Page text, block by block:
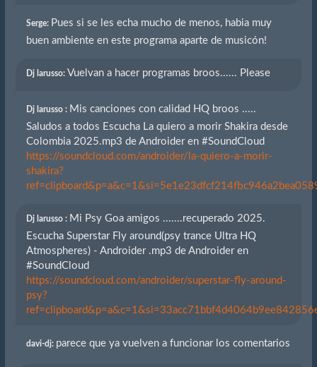
Serge: Pues si se les echa mucho de menos, habia muy
buen ambiente en este programa aparte de musicón!
Dj larusso: Vuelvan a hacer programas broos...... Please
Dj larusso : Mis canciones con calidad HQ broos .....
Saludos a todos Escucha La quiero a morir Shakira desde
Colombia 2025.mp3 de Androider en #SoundCloud
https://soundcloud.com/androider/la-quiero-a-morir-
shakira?
Dj larusso : Mi Psy Goa amigos .......recuperado 2025.
Escucha Superstar Fly around(psy trance Ultra HQ
Atmospheres) - Androider .mp3 de Androider en
#SoundCloud
https://soundcloud.com/androider/superstar-fly-around-
psy?
davi-dj: parece que ya vuelven a funcionar los comentarios